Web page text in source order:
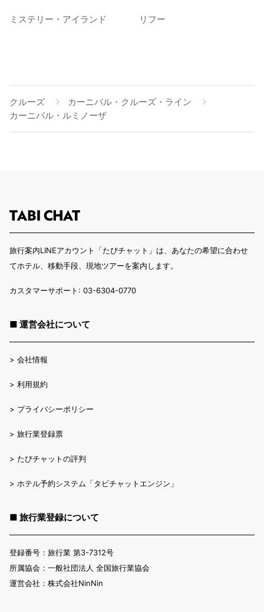
ミステリー・アイランド リフー
クルーズ
カーニバル・クルーズ・ライン
カーニバル・ルミノーザ
旅行案内LINEアカウント「たびチャット」は、あなたの希望に合わせ
てホテル、移動手段、現地ツアーを案内します。
カスタマーサポート: 03-6304-0770
■ 運営会社について
> 会社情報
> 利用規約
> プライバシーポリシー
> 旅行業登録票
> たびチャットの評判
> ホテル予約システム「タビチャットエンジン」
■ 旅行業登録について
登録番号：旅行業 第3-7312号
所属協会：一般社団法人 全国旅行業協会
運営会社：株式会社NinNin